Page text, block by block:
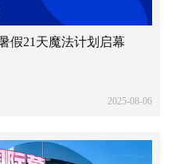
假21天魔法计划启幕
2025-08-06